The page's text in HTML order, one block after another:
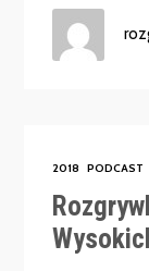
2018 PODCAST